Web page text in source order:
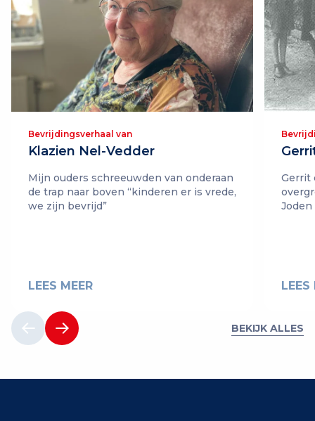
Bevrijdingsverhaal van
Klazien Nel-Vedder
Mijn ouders schreeuwden van onderaan
de trap naar boven “kinderen er is vrede,
we zijn bevrijd”
LEES MEER
Gerrit
Joden
LEES
BEKIJK ALLES